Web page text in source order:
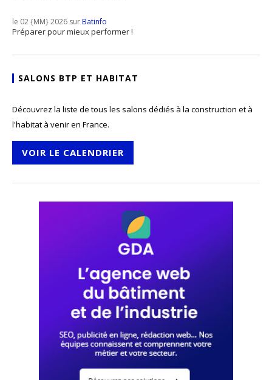
le 02 {MM} 2026 surBatinfo
Préparer pour mieux performer !
SALONS BTP ET HABITAT
Découvrez la liste de tous les salons dédiés à la construction et à
l'habitat à venir en France.
VOIR LE CALENDRIER